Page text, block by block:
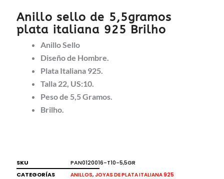
Anillo sello de 5,5gramos
plata italiana 925 Brilho
Anillo Sello
Diseño de Hombre.
Plata Italiana 925.
Talla 22, US:10.
Peso de 5,5 Gramos.
Brilho.
SKU
PAN0120016-T10-5,5GR
CATEGORÍAS
ANILLOS, JOYAS DE PLATA ITALIANA 925